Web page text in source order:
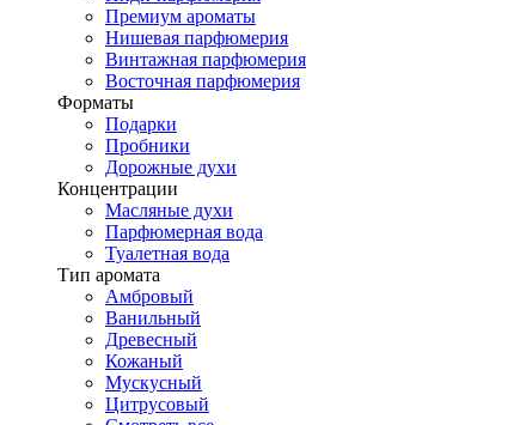
Премиум ароматы
Нишевая парфюмерия
Винтажная парфюмерия
Восточная парфюмерия
Форматы
Подарки
Пробники
Дорожные духи
Концентрации
Масляные духи
Парфюмерная вода
Туалетная вода
Тип аромата
Амбровый
Ванильный
Древесный
Кожаный
Мускусный
Цитрусовый